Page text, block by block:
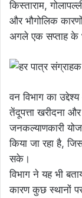
किस्ताराम,
और भौगोलिक
अगले एक सप्ताह के
वन विभाग का
तेंदूपत्ता खरीदना
जनकल्याणकारी
किया जा रहा है,
सके।
विभाग ने यह भी
कारण कुछ स्थानों पर